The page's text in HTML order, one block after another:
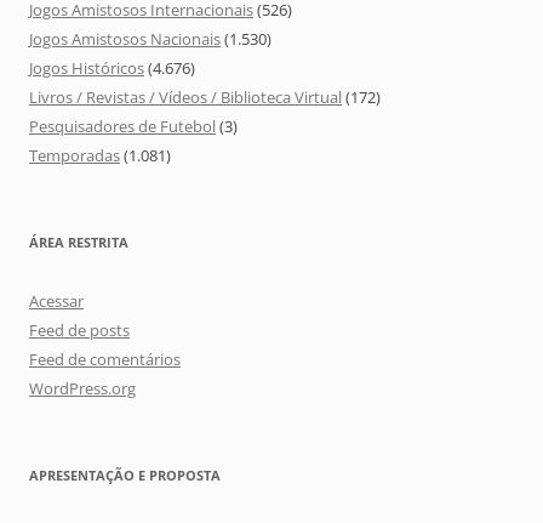
Jogos Amistosos Internacionais(526)
Jogos Amistosos Nacionais(1.530)
Jogos Históricos(4.676)
Livros / Revistas / Vídeos / Biblioteca Virtual(172)
Pesquisadores de Futebol(3)
Temporadas(1.081)
ÁREA RESTRITA
Acessar
Feed de posts
Feed de comentários
WordPress.org
APRESENTAÇÃO E PROPOSTA